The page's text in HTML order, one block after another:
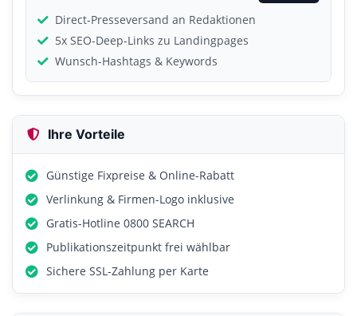
Direct-Presseversand an Redaktionen
5x SEO-Deep-Links zu Landingpages
Wunsch-Hashtags & Keywords
Ihre Vorteile
Günstige Fixpreise & Online-Rabatt
Verlinkung & Firmen-Logo inklusive
Gratis-Hotline 0800 SEARCH
Publikationszeitpunkt frei wählbar
Sichere SSL-Zahlung per Karte